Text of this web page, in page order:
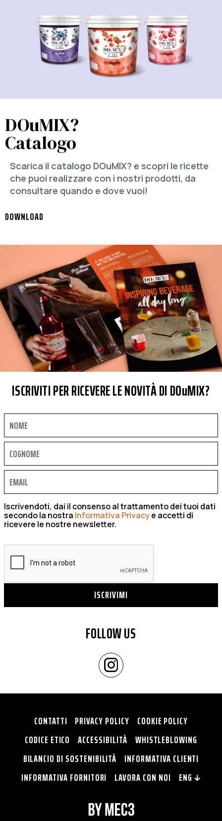
DOuMIX?
Catalogo
Scarica il catalogo DOuMIX? e scopri le ricette
che puoi realizzare con i nostri prodotti, da
consultare quando e dove vuoi!
DOWNLOAD
ISCRIVITI PER RICEVERE LE NOVITÀ DI DOuMIX?
Iscrivendoti, dai il consenso al trattamento dei tuoi dati
secondo la nostra Informativa Privacye accetti di
ricevere le nostre newsletter.
ISCRIVIMI
FOLLOW US
CONTATTI PRIVACY POLICY COOKIE POLICY
CODICE ETICO
ACCESSIBILITÀ WHISTLEBLOWING
BILANCIO DI SOSTENIBILITÀ INFORMATIVA CLIENTI
INFORMATIVA FORNITORI LAVORA CON NOI ENG